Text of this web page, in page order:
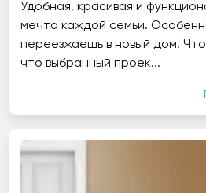
Удобная, красивая и
мечта каждой семьи.
переезжаешь в новый дом.
что выбранный проек...